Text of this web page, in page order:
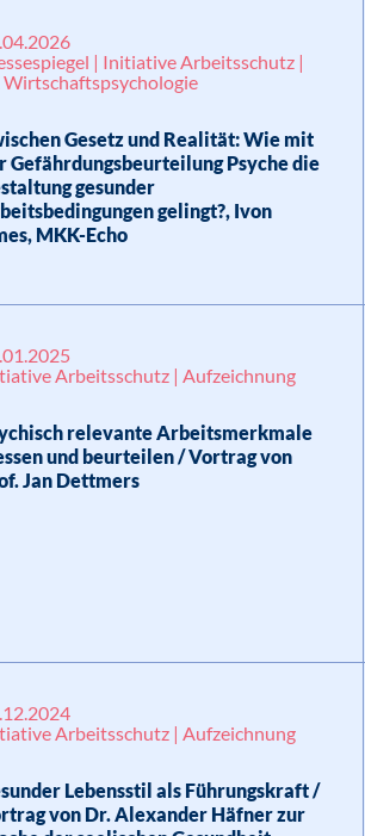
| Initiative Arbeitsschutz |
Wirtschaftspsychologie
Gesetz und Realität: Wie mit
Gefährdungsbeurteilung Psyche die
gesunder
gelingt?, Ivon
MKK-Echo
Arbeitsschutz | Aufzeichnung
relevante Arbeitsmerkmale
und beurteilen / Vortrag von
Jan Dettmers
Arbeitsschutz | Aufzeichnung
Lebensstil als Führungskraft /
von Dr. Alexander Häfner zur